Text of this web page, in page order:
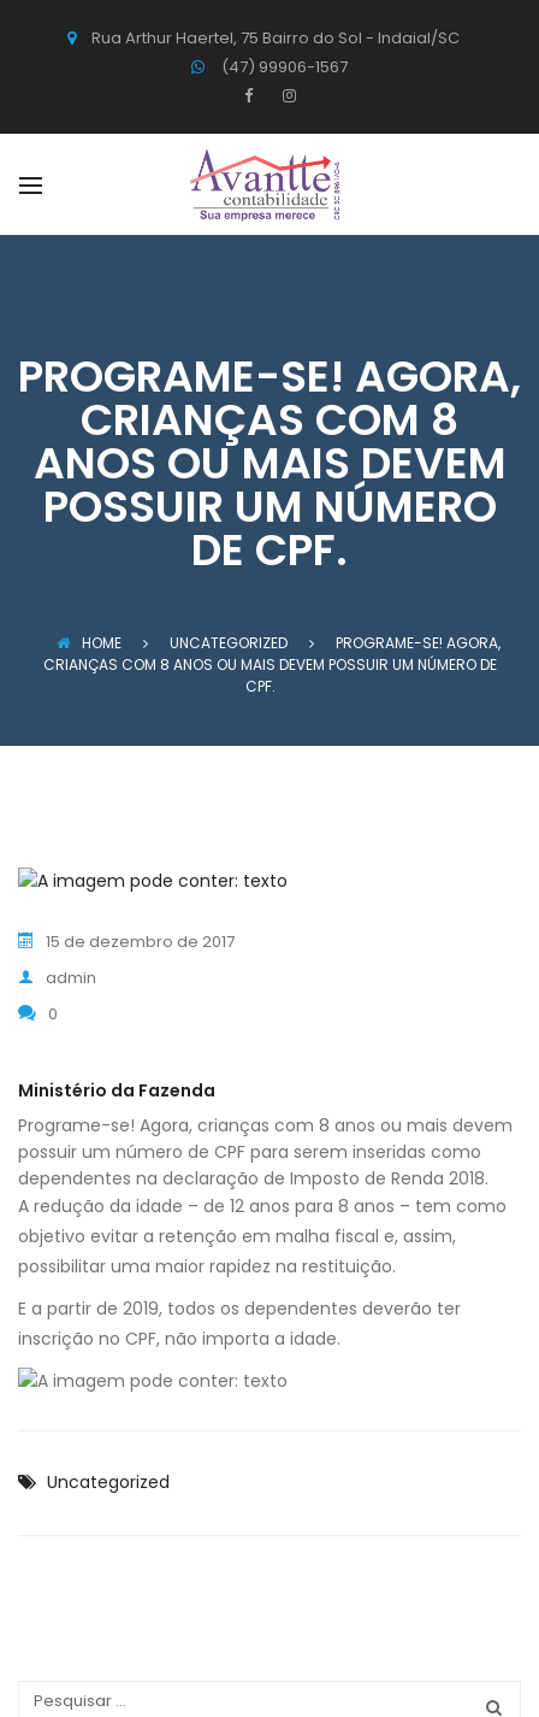
Rua Arthur Haertel, 75 Bairro do Sol - Indaial/SC
(47) 99906-1567
PROGRAME-SE! AGORA,
CRIANÇAS COM 8
ANOS OU MAIS DEVEM
POSSUIR UM NÚMERO
DE CPF.
HOME UNCATEGORIZED
PROGRAME-SE! AGORA,
CRIANÇAS COM 8 ANOS OU MAIS DEVEM POSSUIR UM NÚMERO DE
CPF.
15 de dezembro de 2017
admin
0
Ministério da Fazenda
Programe-se! Agora, crianças com 8 anos ou mais devem
possuir um número de CPF para serem inseridas como
dependentes na declaração de Imposto de Renda 2018.
A redução da idade – de 12 anos para 8 anos – tem como
objetivo evitar a retenção em malha fiscal e, assim,
possibilitar uma maior rapidez na restituição.
E a partir de 2019, todos os dependentes deverão ter
inscrição no CPF, não importa a idade.
Uncategorized